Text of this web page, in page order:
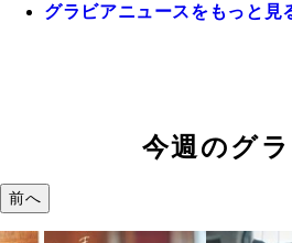
グラビアニュースをもっと見
今週のグ
前へ